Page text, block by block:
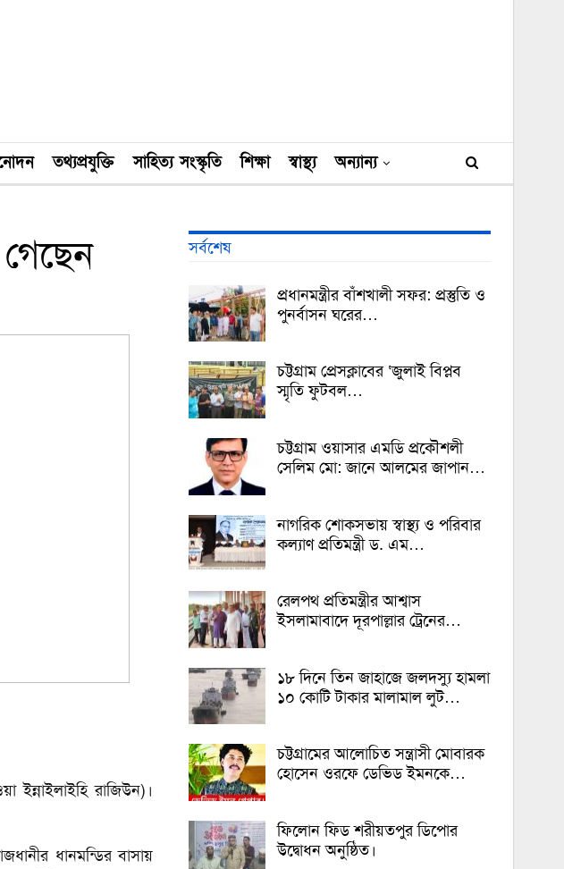
তথ্যপ্রযুক্তি সাহিত্য সংস্কৃতি শিক্ষা স্বাস্থ্য অন্যান্য
ইন্নাইলাইহি রাজিউন)।
ধানমন্ডির বাসায়
সর্বশেষ
প্রধানমন্ত্রীর বাঁশখালী সফর: প্রস্তুতি ও
পুনর্বাসন ঘরের…
চট্টগ্রাম প্রেসক্লাবের ‘জুলাই বিপ্লব
স্মৃতি ফুটবল…
চট্টগ্রাম ওয়াসার এমডি প্রকৌশলী
সেলিম মো: জানে আলমের জাপান…
নাগরিক শোকসভায় স্বাস্থ্য ও পরিবার
কল্যাণ প্রতিমন্ত্রী ড. এম…
রেলপথ প্রতিমন্ত্রীর আশ্বাস
ইসলামাবাদে দূরপাল্লার ট্রেনের…
১৮ দিনে তিন জাহাজে জলদস্যু হামলা
১০ কোটি টাকার মালামাল লুট…
চট্টগ্রামের আলোচিত সন্ত্রাসী মোবারক
হোসেন ওরফে ডেভিড ইমনকে…
ফিলোন ফিড শরীয়তপুর ডিপোর
উদ্বোধন অনুষ্ঠিত।